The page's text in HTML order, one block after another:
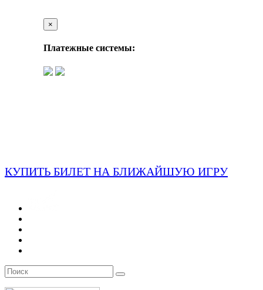
×
Платежные системы:
КУПИТЬ БИЛЕТ НА БЛИЖАЙШУЮ ИГРУ